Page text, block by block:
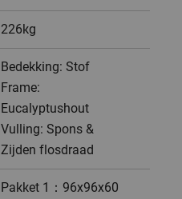
226kg
Bedekking: Stof
Frame:
Eucalyptushout
Vulling: Spons &
Zijden flosdraad
Pakket 1：96x96x60